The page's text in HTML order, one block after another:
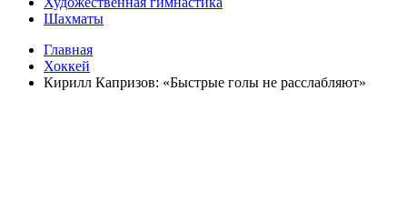
Шахматы
Главная
Хоккей
Кирилл Капризов: «Быстрые голы не расслабляют»